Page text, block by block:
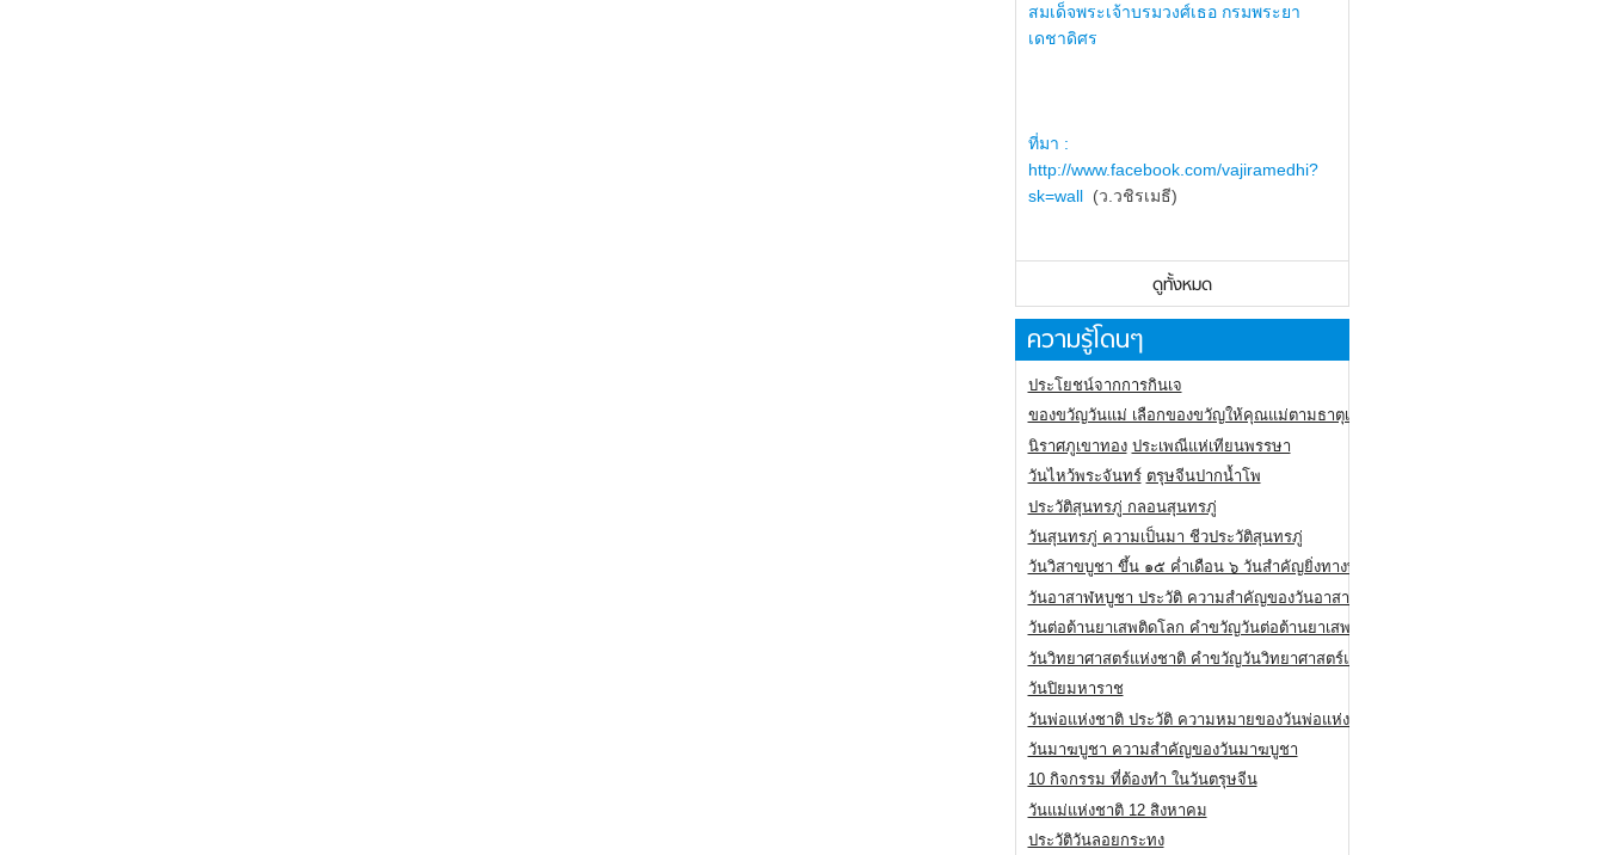
สมเด็จพระเจ้าบรมวงศ์เธอ กรมพระยา
เดชาดิศร
ที่มา :
http://www.facebook.com/vajiramedhi?
sk=wall(ว.วชิรเมธี)
ดูทั้งหมด
ความรู้โดนๆ
ประโยชน์จากการกินเจ
ของขวัญวันแม่ เลือกของขวัญให้คุณแม่ตามธาตุเกิด
นิราศภูเขาทอง ประเพณีแห่เทียนพรรษา
วันไหว้พระจันทร์ ตรุษจีนปากน้ำโพ
ประวัติสุนทรภู่ กลอนสุนทรภู่
วันสุนทรภู่ ความเป็นมา ชีวประวัติสุนทรภู่
วันวิสาขบูชา ขึ้น ๑๕ ค่ำเดือน ๖ วันสำคัญยิ่งทางพระพุทธศาสนา
วันอาสาฬหบูชา ประวัติ ความสําคัญของวันอาสาฬหบูชา
วันต่อต้านยาเสพติดโลก คำขวัญวันต่อต้านยาเสพติดสากล
วันวิทยาศาสตร์แห่งชาติ คำขวัญวันวิทยาศาสตร์แห่งชาติ
วันปิยมหาราช
วันพ่อแห่งชาติ ประวัติ ความหมายของวันพ่อแห่งชาติ
วันมาฆบูชา ความสำคัญของวันมาฆบูชา
10 กิจกรรม ที่ต้องทำ ในวันตรุษจีน
วันแม่แห่งชาติ 12 สิงหาคม
ประวัติวันลอยกระทง